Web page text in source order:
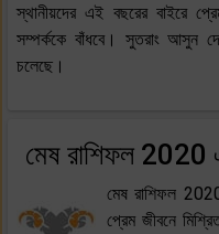
স্থানীয়দের এই বছরের বাইরে
সম্পর্ককে বাঁধবে। সুতরাং আসুন
চলেছে।
মেষ রাশিফল 2020
মেষ রাশিফল
প্রেম জীবনে